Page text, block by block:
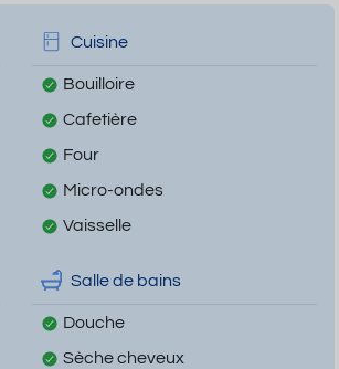
Cuisine
Bouilloire
Cafetière
Four
Micro-ondes
Vaisselle
Salle de bains
Douche
Sèche cheveux